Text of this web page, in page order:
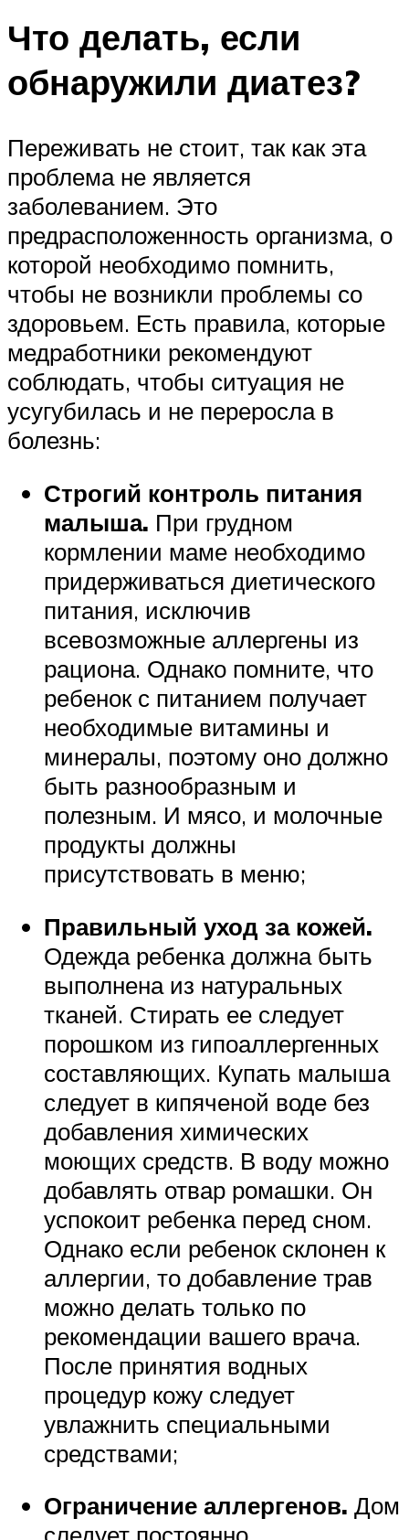
Что делать, если
обнаружили диатез?
Переживать не стоит, так как эта
проблема не является
заболеванием. Это
предрасположенность организма, о
которой необходимо помнить,
чтобы не возникли проблемы со
здоровьем. Есть правила, которые
медработники рекомендуют
соблюдать, чтобы ситуация не
усугубилась и не переросла в
болезнь:
Строгий контроль питания
малыша. При грудном
кормлении маме необходимо
придерживаться диетического
питания, исключив
всевозможные аллергены из
рациона. Однако помните, что
ребенок с питанием получает
необходимые витамины и
минералы, поэтому оно должно
быть разнообразным и
полезным. И мясо, и молочные
продукты должны
присутствовать в меню;
Правильный уход за кожей.
Одежда ребенка должна быть
выполнена из натуральных
тканей. Стирать ее следует
порошком из гипоаллергенных
составляющих. Купать малыша
следует в кипяченой воде без
добавления химических
моющих средств. В воду можно
добавлять отвар ромашки. Он
успокоит ребенка перед сном.
Однако если ребенок склонен к
аллергии, то добавление трав
можно делать только по
рекомендации вашего врача.
После принятия водных
процедур кожу следует
увлажнить специальными
средствами;
Ограничение аллергенов. Дом